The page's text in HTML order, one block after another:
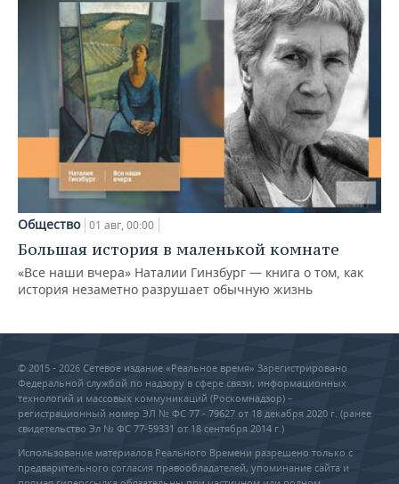
Общество 01 авг, 00:00
Большая история в маленькой комнате
«Все наши вчера» Наталии Гинзбург — книга о том, как
история незаметно разрушает обычную жизнь
© 2015 - 2026 Сетевое издание «Реальное время» Зарегистрировано
Федеральной службой по надзору в сфере связи, информационных
технологий и массовых коммуникаций (Роскомнадзор) –
регистрационный номер ЭЛ № ФС 77 - 79627 от 18 декабря 2020 г. (ранее
свидетельство Эл № ФС 77-59331 от 18 сентября 2014 г.)
Использование материалов Реального Времени разрешено только с
предварительного согласия правообладателей, упоминание сайта и